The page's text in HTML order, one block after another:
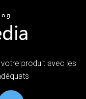
votre produit avec les